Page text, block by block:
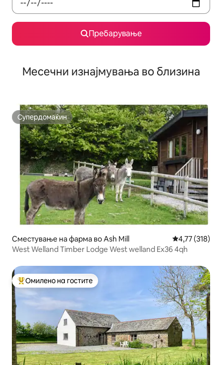
Пребарување
Месечни изнајмувања во близина
Супердомаќин
Супердомаќин
Сместување на фарма во Ash Mill Просечна
4,77 (318)
West Welland Timber Lodge West welland Ex36 4qh
Меѓу најуспешните „Омилени на гостите“
Омилено на гостите